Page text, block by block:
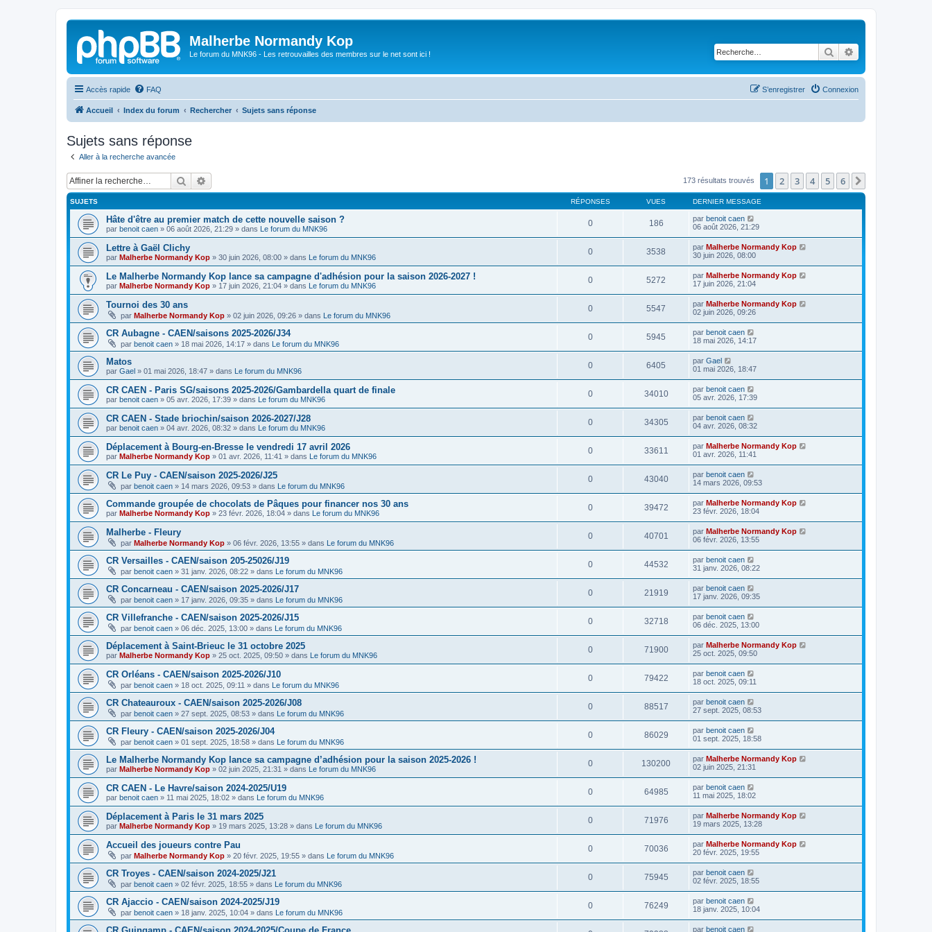
Malherbe Normandy Kop
Le forum du MNK96 - Les retrouvailles des membres sur le net sont ici ! Rechercher
Accès rapide FAQ Connexion
S’enregistrer
Accueil Index du forum Rechercher Sujets sans réponse
Sujets sans réponse
Aller à la recherche avancée
Rechercher 173 résultats trouvés 1 2 3 4 5 6
SUJETS RÉPONSES VUES DERNIER MESSAGE
Hâte d'être au premier match de cette nouvelle saison ?
par benoit caen » 06 août 2026, 21:29 » dans Le forum du MNK96
0 186 par benoit caen
06 août 2026, 21:29
Lettre à Gaël Clichy
par Malherbe Normandy Kop » 30 juin 2026, 08:00 » dans Le forum du MNK96
0 3538 par Malherbe Normandy Kop
30 juin 2026, 08:00
Le Malherbe Normandy Kop lance sa campagne d'adhésion pour la saison 2026-2027 !
par Malherbe Normandy Kop » 17 juin 2026, 21:04 » dans Le forum du MNK96
0 5272 par Malherbe Normandy Kop
17 juin 2026, 21:04
Tournoi des 30 ans
par Malherbe Normandy Kop » 02 juin 2026, 09:26 » dans Le forum du MNK96
0 5547 par Malherbe Normandy Kop
02 juin 2026, 09:26
CR Aubagne - CAEN/saisons 2025-2026/J34
par benoit caen » 18 mai 2026, 14:17 » dans Le forum du MNK96
0 5945 par benoit caen
18 mai 2026, 14:17
Matos
par Gael » 01 mai 2026, 18:47 » dans Le forum du MNK96
0 6405 par Gael
01 mai 2026, 18:47
CR CAEN - Paris SG/saisons 2025-2026/Gambardella quart de finale
par benoit caen » 05 avr. 2026, 17:39 » dans Le forum du MNK96
0 34010 par benoit caen
05 avr. 2026, 17:39
CR CAEN - Stade briochin/saison 2026-2027/J28
par benoit caen » 04 avr. 2026, 08:32 » dans Le forum du MNK96
0 34305 par benoit caen
04 avr. 2026, 08:32
Déplacement à Bourg-en-Bresse le vendredi 17 avril 2026
par Malherbe Normandy Kop » 01 avr. 2026, 11:41 » dans Le forum du MNK96
0 33611 par Malherbe Normandy Kop
01 avr. 2026, 11:41
CR Le Puy - CAEN/saison 2025-2026/J25
par benoit caen » 14 mars 2026, 09:53 » dans Le forum du MNK96
0 43040 par benoit caen
14 mars 2026, 09:53
Commande groupée de chocolats de Pâques pour financer nos 30 ans
par Malherbe Normandy Kop » 23 févr. 2026, 18:04 » dans Le forum du MNK96
0 39472 par Malherbe Normandy Kop
23 févr. 2026, 18:04
Malherbe - Fleury
par Malherbe Normandy Kop » 06 févr. 2026, 13:55 » dans Le forum du MNK96
0 40701 par Malherbe Normandy Kop
06 févr. 2026, 13:55
CR Versailles - CAEN/saison 205-25026/J19
par benoit caen » 31 janv. 2026, 08:22 » dans Le forum du MNK96
0 44532 par benoit caen
31 janv. 2026, 08:22
CR Concarneau - CAEN/saison 2025-2026/J17
par benoit caen » 17 janv. 2026, 09:35 » dans Le forum du MNK96
0 21919 par benoit caen
17 janv. 2026, 09:35
CR Villefranche - CAEN/saison 2025-2026/J15
par benoit caen » 06 déc. 2025, 13:00 » dans Le forum du MNK96
0 32718 par benoit caen
06 déc. 2025, 13:00
Déplacement à Saint-Brieuc le 31 octobre 2025
par Malherbe Normandy Kop » 25 oct. 2025, 09:50 » dans Le forum du MNK96
0 71900 par Malherbe Normandy Kop
25 oct. 2025, 09:50
CR Orléans - CAEN/saison 2025-2026/J10
par benoit caen » 18 oct. 2025, 09:11 » dans Le forum du MNK96
0 79422 par benoit caen
18 oct. 2025, 09:11
CR Chateauroux - CAEN/saison 2025-2026/J08
par benoit caen » 27 sept. 2025, 08:53 » dans Le forum du MNK96
0 88517 par benoit caen
27 sept. 2025, 08:53
CR Fleury - CAEN/saison 2025-2026/J04
par benoit caen » 01 sept. 2025, 18:58 » dans Le forum du MNK96
0 86029 par benoit caen
01 sept. 2025, 18:58
Le Malherbe Normandy Kop lance sa campagne d’adhésion pour la saison 2025-2026 !
par Malherbe Normandy Kop » 02 juin 2025, 21:31 » dans Le forum du MNK96
0 130200 par Malherbe Normandy Kop
02 juin 2025, 21:31
CR CAEN - Le Havre/saison 2024-2025/U19
par benoit caen » 11 mai 2025, 18:02 » dans Le forum du MNK96
0 64985 par benoit caen
11 mai 2025, 18:02
Déplacement à Paris le 31 mars 2025
par Malherbe Normandy Kop » 19 mars 2025, 13:28 » dans Le forum du MNK96
0 71976 par Malherbe Normandy Kop
19 mars 2025, 13:28
Accueil des joueurs contre Pau
par Malherbe Normandy Kop » 20 févr. 2025, 19:55 » dans Le forum du MNK96
0 70036 par Malherbe Normandy Kop
20 févr. 2025, 19:55
CR Troyes - CAEN/saison 2024-2025/J21
par benoit caen » 02 févr. 2025, 18:55 » dans Le forum du MNK96
0 75945 par benoit caen
02 févr. 2025, 18:55
CR Ajaccio - CAEN/saison 2024-2025/J19
par benoit caen » 18 janv. 2025, 10:04 » dans Le forum du MNK96
0 76249 par benoit caen
18 janv. 2025, 10:04
par benoit caen